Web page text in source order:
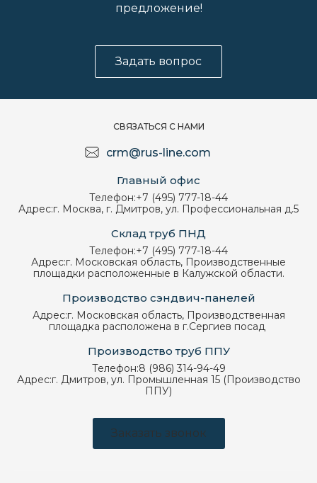
предложение!
Задать вопрос
СВЯЗАТЬСЯ С НАМИ
crm@rus-line.com
Главный офис
Телефон:+7 (495) 777-18-44
Адрес:г. Москва, г. Дмитров, ул. Профессиональная д.5
Склад труб ПНД
Телефон:+7 (495) 777-18-44
Адрес:г. Московская область, Производственные
площадки расположенные в Калужской области.
Производство сэндвич-панелей
Адрес:г. Московская область, Производственная
площадка расположена в г.Сергиев посад
Производство труб ППУ
Телефон:8 (986) 314-94-49
Адрес:г. Дмитров, ул. Промышленная 15 (Производство
ППУ)
Заказать звонок